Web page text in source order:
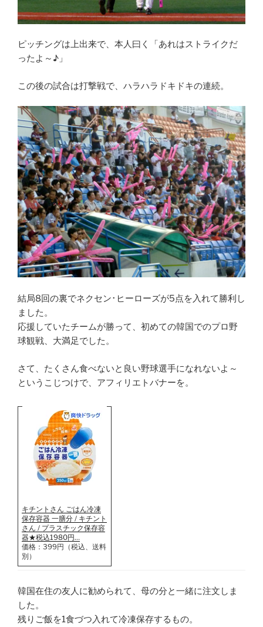
ピッチングは上出来で、本人曰く「あれはストライクだ
ったよ～♪」
この後の試合は打撃戦で、ハラハラドキドキの連続。
結局8回の裏でネクセン･ヒーローズが5点を入れて勝利し
ました。
応援していたチームが勝って、初めての韓国でのプロ野
球観戦、大満足でした。
さて、たくさん食べないと良い野球選手になれないよ～
というこじつけで、アフィリエトバナーを。
キチントさん ごはん冷凍
保存容器 一膳分 / キチント
さん / プラスチック保存容
器★税込1980円…
価格：399円（税込、送料
別）
韓国在住の友人に勧められて、母の分と一緒に注文しま
した。
残りご飯を1食づつ入れて冷凍保存するもの。